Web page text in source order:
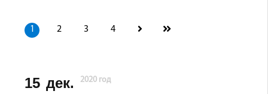
1 2 3 4
15 дек. 2020 год